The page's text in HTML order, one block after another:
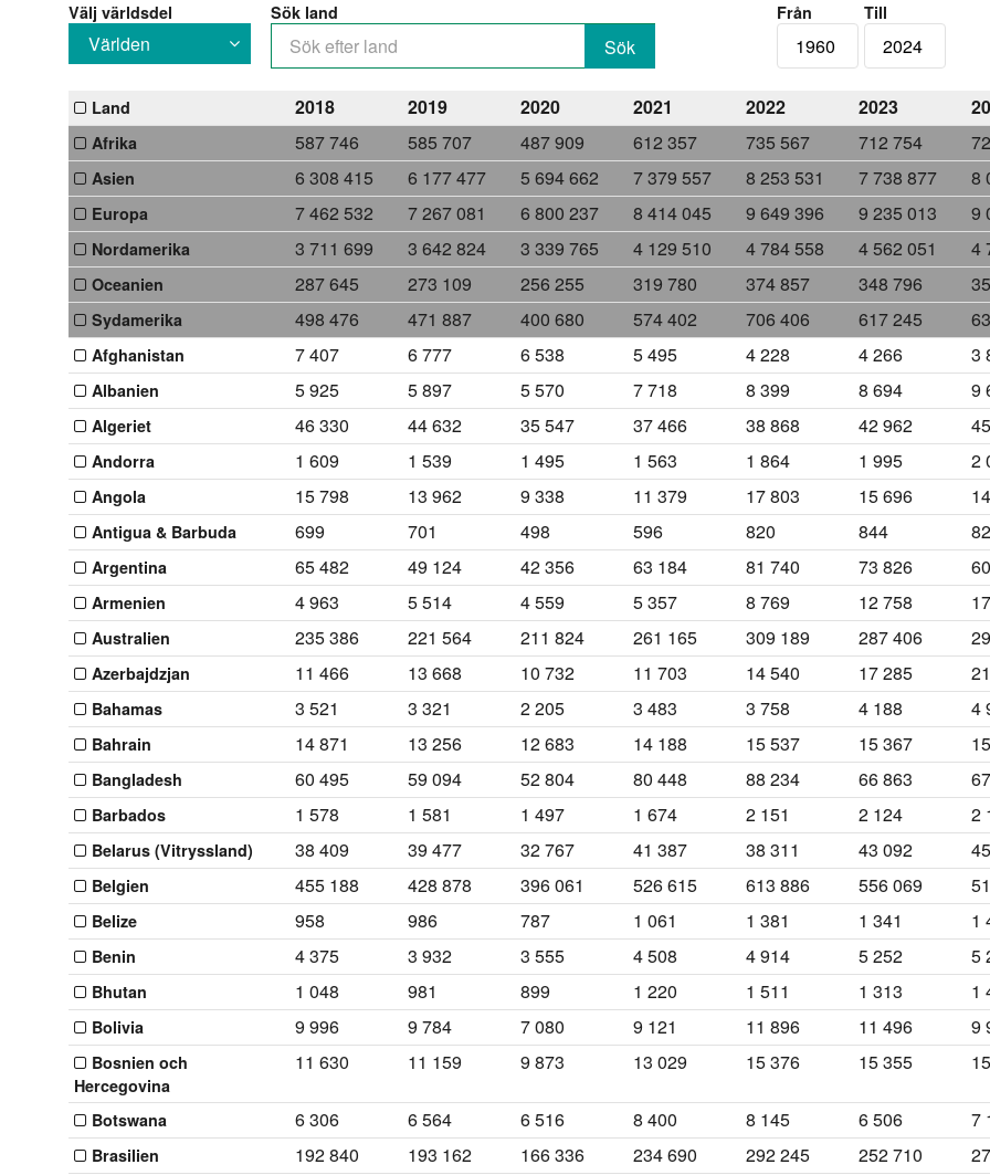
Välj världsdel
Världen
Sök land Från Till
Land 2018 2019 2020 2021 2022 2023
Afrika 587 746 585 707 487 909 612 357 735 567 712 754
Asien 6 308 415 6 177 477 5 694 662 7 379 557 8 253 531 7 738 877 8
Europa 7 462 532 7 267 081 6 800 237 8 414 045 9 649 396 9 235 013 9
Nordamerika 3 711 699 3 642 824 3 339 765 4 129 510 4 784 558 4 562 051 4
Oceanien 287 645 273 109 256 255 319 780 374 857 348 796
Sydamerika 498 476 471 887 400 680 574 402 706 406 617 245
Afghanistan 7 407 6 777 6 538 5 495 4 228 4 266 3
Albanien 5 925 5 897 5 570 7 718 8 399 8 694 9
Algeriet 46 330 44 632 35 547 37 466 38 868 42 962
Andorra 1 609 1 539 1 495 1 563 1 864 1 995 2
Angola 15 798 13 962 9 338 11 379 17 803 15 696
Antigua & Barbuda 699 701 498 596 820 844
Argentina 65 482 49 124 42 356 63 184 81 740 73 826
Armenien 4 963 5 514 4 559 5 357 8 769 12 758
Australien 235 386 221 564 211 824 261 165 309 189 287 406
Azerbajdzjan 11 466 13 668 10 732 11 703 14 540 17 285
Bahamas 3 521 3 321 2 205 3 483 3 758 4 188 4
Bahrain 14 871 13 256 12 683 14 188 15 537 15 367
Bangladesh 60 495 59 094 52 804 80 448 88 234 66 863
Barbados 1 578 1 581 1 497 1 674 2 151 2 124 2
Belarus (Vitryssland) 38 409 39 477 32 767 41 387 38 311 43 092
Belgien 455 188 428 878 396 061 526 615 613 886 556 069
Belize 958 986 787 1 061 1 381 1 341 1
Benin 4 375 3 932 3 555 4 508 4 914 5 252 5
Bhutan 1 048 981 899 1 220 1 511 1 313 1
Bolivia 9 996 9 784 7 080 9 121 11 896 11 496 9
Bosnien och
Hercegovina
11 630 11 159 9 873 13 029 15 376 15 355
Botswana 6 306 6 564 6 516 8 400 8 145 6 506 7
Brasilien 192 840 193 162 166 336 234 690 292 245 252 710